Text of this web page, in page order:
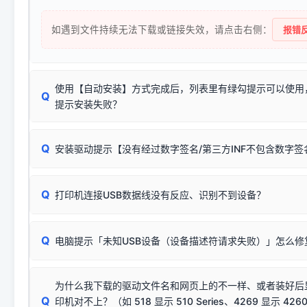
如遇到文件持续无法下载或链接失效，请点击右侧： 报错
Q
使用【自动安装】方式完成后，列表里有绿勾提示可以使
提示安装失败？
由于本站驱动包集成了32位和64位驱动，自动安装程序在运
✔ 可以使用了
：代表与您当
（被自动跳过），并不影响正
窗口去打印测试即可。
Q 安装驱动提示【没有经过数字签名/第三方INF不包含数字
往往会弹出此类提示。
系统（如 Win10/Win11 最新版）已彻底不再识别老旧驱
致安装失败。请尝试以下方案：
容，而非文件安全性问题。
Q 打印机连接USB数据线没有反应、识别不到设备？
首先确认打印机电源已开启，USB数据线两端已完全插紧；
供电不足极易导致识别失败）；
排除线材松动后，可尝试更换一条USB数据线，或在设备
Q 电脑提示「未知USB设备（设备描述符请求失败）」怎么修
查硬件连接：
Q
为什么我下载的驱动文件名和网页上的不一样、或者装好
印机对不上？（如 518 显示 510 Series、4269 显示